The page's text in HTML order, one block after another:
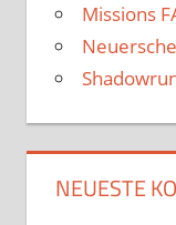
Missions
NEUESTE